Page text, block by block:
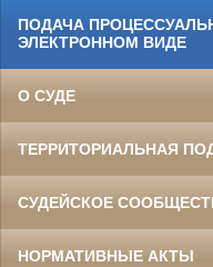
ПОДАЧА
ЭЛЕКТРОННОМ ВИДЕ
О СУДЕ
ТЕРРИТОРИАЛЬНАЯ
СУДЕЙСКОЕ
НОРМАТИВНЫЕ АКТЫ